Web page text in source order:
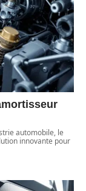
automobile, le
innovante pour